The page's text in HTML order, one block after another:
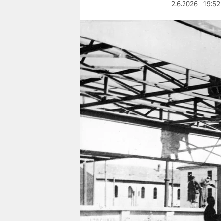
nord
wahrheit
verlag
verlag
veranstaltungen
shop
unterstützen
abo
genossenschaft
2.6.2026